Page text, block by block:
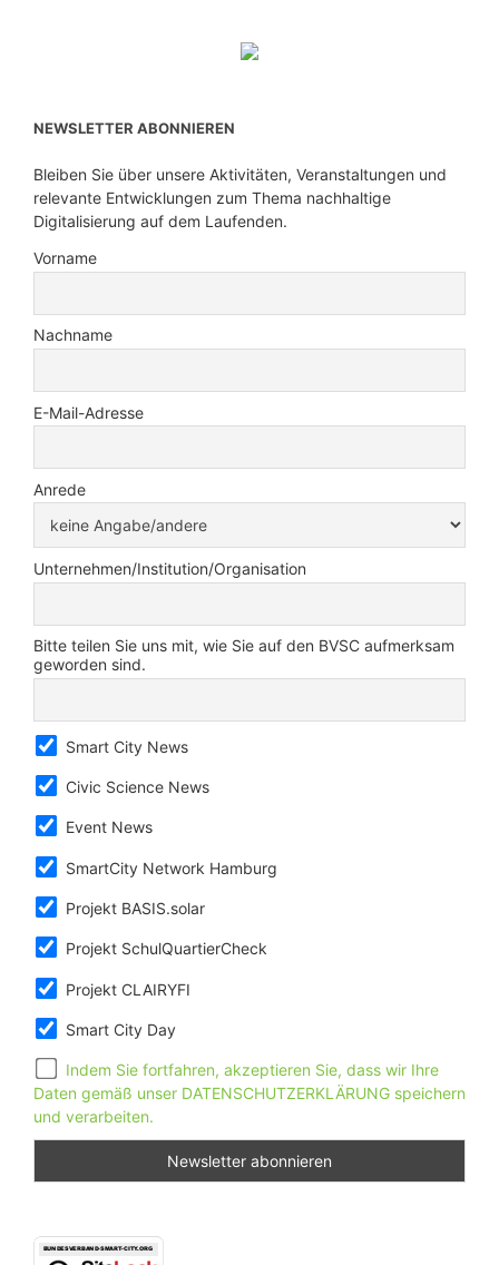
NEWSLETTER ABONNIEREN
Bleiben Sie über unsere Aktivitäten, Veranstaltungen und
relevante Entwicklungen zum Thema nachhaltige
Digitalisierung auf dem Laufenden.
Vorname
Nachname
E-Mail-Adresse
Anrede
Unternehmen/Institution/Organisation
Bitte teilen Sie uns mit, wie Sie auf den BVSC aufmerksam
geworden sind.
Smart City News
Civic Science News
Event News
SmartCity Network Hamburg
Projekt BASIS.solar
Projekt SchulQuartierCheck
Projekt CLAIRYFI
Smart City Day
Indem Sie fortfahren, akzeptieren Sie, dass wir Ihre
Daten gemäß unser DATENSCHUTZERKLÄRUNG speichern
und verarbeiten.